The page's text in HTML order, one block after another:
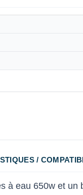
/
à eau 650w et un